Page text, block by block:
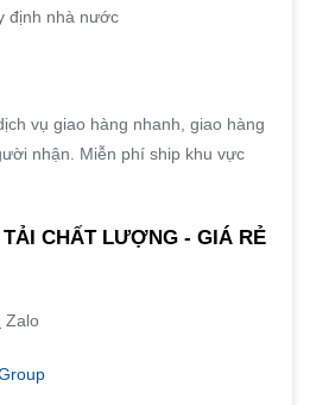
định nhà nước
vụ giao hàng nhanh, giao hàng
nhận. Miễn phí ship khu vực
CHẤT LƯỢNG - GIÁ RẺ
Zalo